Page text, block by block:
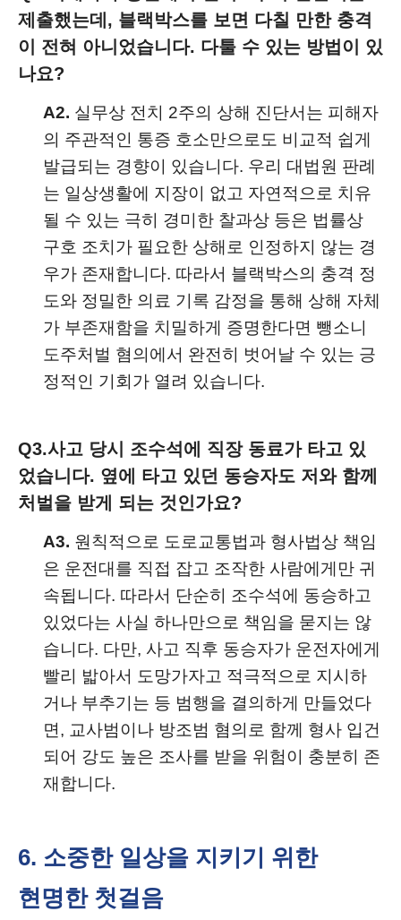
제출했는데, 블랙박스를 보면 다칠 만한 충격
이 전혀 아니었습니다. 다툴 수 있는 방법이 있
나요?
A2. 실무상 전치 2주의 상해 진단서는 피해자
의 주관적인 통증 호소만으로도 비교적 쉽게
발급되는 경향이 있습니다. 우리 대법원 판례
는 일상생활에 지장이 없고 자연적으로 치유
될 수 있는 극히 경미한 찰과상 등은 법률상
구호 조치가 필요한 상해로 인정하지 않는 경
우가 존재합니다. 따라서 블랙박스의 충격 정
도와 정밀한 의료 기록 감정을 통해 상해 자체
가 부존재함을 치밀하게 증명한다면 뺑소니
도주처벌 혐의에서 완전히 벗어날 수 있는 긍
정적인 기회가 열려 있습니다.
Q3.사고 당시 조수석에 직장 동료가 타고 있
었습니다. 옆에 타고 있던 동승자도 저와 함께
처벌을 받게 되는 것인가요?
A3. 원칙적으로 도로교통법과 형사법상 책임
은 운전대를 직접 잡고 조작한 사람에게만 귀
속됩니다. 따라서 단순히 조수석에 동승하고
있었다는 사실 하나만으로 책임을 묻지는 않
습니다. 다만, 사고 직후 동승자가 운전자에게
빨리 밟아서 도망가자고 적극적으로 지시하
거나 부추기는 등 범행을 결의하게 만들었다
면, 교사범이나 방조범 혐의로 함께 형사 입건
되어 강도 높은 조사를 받을 위험이 충분히 존
재합니다.
6. 소중한 일상을 지키기 위한
현명한 첫걸음